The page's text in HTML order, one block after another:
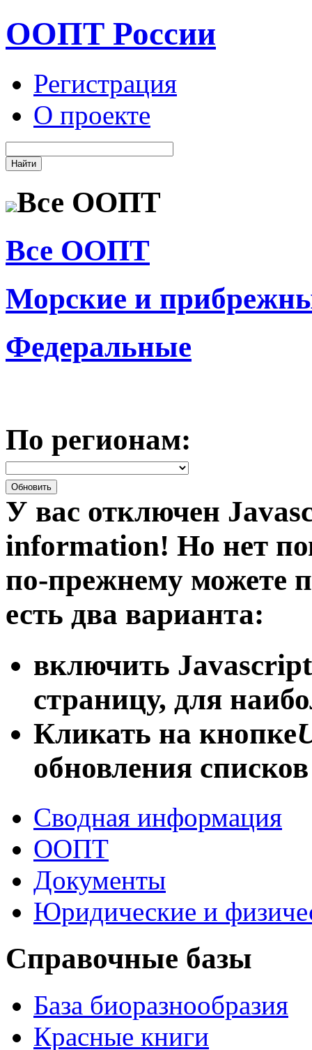
ООПТ России
Регистрация
О проекте
Все ООПТ
Все ООПТ
Морские и
Федеральные
По регионам:
У вас отключен
information! Но нет
по-прежнему можете
есть два варианта:
включить Javascript
страницу, для
Кликать на кнопке
обновления
Сводная информация
ООПТ
Документы
Юридические и
Справочные базы
База биоразнообразия
Красные книги